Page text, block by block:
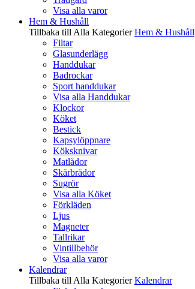
Visa alla varor
Hem & Hushåll
Tillbaka till Alla Kategorier Hem & Hushåll
Filtar
Glasunderlägg
Handdukar
Badrockar
Sport handdukar
Visa alla Handdukar
Klockor
Köket
Bestick
Kapsylöppnare
Köksknivar
Matlådor
Skärbrädor
Sugrör
Visa alla Köket
Förkläden
Ljus
Magneter
Tallrikar
Vintillbehör
Visa alla varor
Kalendrar
Tillbaka till Alla Kategorier Kalendrar